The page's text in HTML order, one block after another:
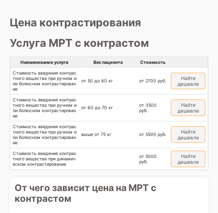
Цена контрастирования
Услуга МРТ с контрастом
Наименование услуги Вес пациента
Стоимость
Стоимость введения контрас
тного вещества при ручном и
ли болюсном контрастирован
ие
от 50 до 60 кг от 2700 руб.
Найти
дешевле
Стоимость введения контрас
тного вещества при ручном и
ли болюсном контрастирован
ие
от 60 до 70 кг
от 3500
руб.
Найти
дешевле
Стоимость введения контрас
тного вещества при ручном и
ли болюсном контрастирован
ие
выше от 75 кг от 5500 руб.
Найти
дешевле
Стоимость введения контрас
тного вещества при динамич
еском контрастирование
от 5000
руб.
Найти
дешевле
От чего зависит цена на МРТ с
контрастом